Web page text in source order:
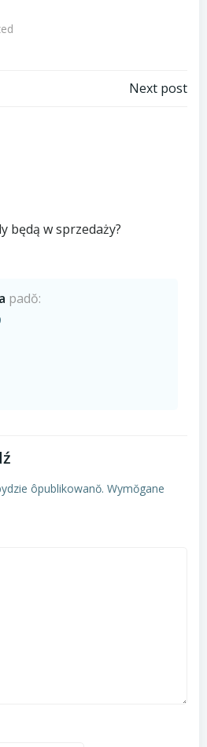
Next post
będą w sprzedaży?
padŏ:
ôpublikowanŏ. Wymŏgane